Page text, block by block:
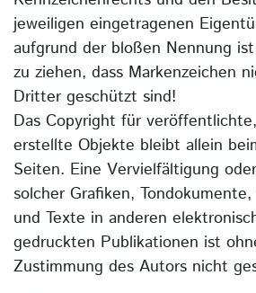
jeweiligen eingetragenen
aufgrund der bloßen Nennung
zu ziehen, dass Markenzeichen
Dritter geschützt sind!
Das Copyright für
erstellte Objekte bleibt allein
Seiten. Eine Vervielfältigung
solcher Grafiken,
und Texte in anderen
gedruckten Publikationen ist
Zustimmung des Autors nicht